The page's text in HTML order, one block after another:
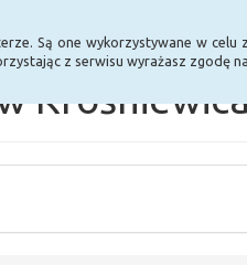
Są one wykorzystywane w celu
z serwisu wyrażasz zgodę